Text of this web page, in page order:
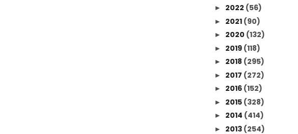
► 2022 (56)
► 2021 (90)
► 2020 (132)
► 2019 (118)
► 2018 (295)
► 2017 (272)
► 2016 (152)
► 2015 (328)
► 2014 (414)
► 2013 (254)